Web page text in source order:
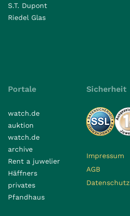
S.T. Dupont
Riedel Glas
Portale
watch.de
auktion
watch.de
archive
Rent a juwelier
Häffners
privates
Pfandhaus
Sicherheit
Impressum
AGB
Datenschutz